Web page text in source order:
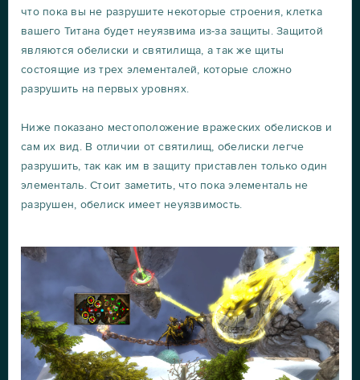
что пока вы не разрушите некоторые строения, клетка
вашего Титана будет неуязвима из-за защиты. Защитой
являются обелиски и святилища, а так же щиты
состоящие из трех элементалей, которые сложно
разрушить на первых уровнях.
Ниже показано местоположение вражеских обелисков и
сам их вид. В отличии от святилищ, обелиски легче
разрушить, так как им в защиту приставлен только один
элементаль. Стоит заметить, что пока элементаль не
разрушен, обелиск имеет неуязвимость.